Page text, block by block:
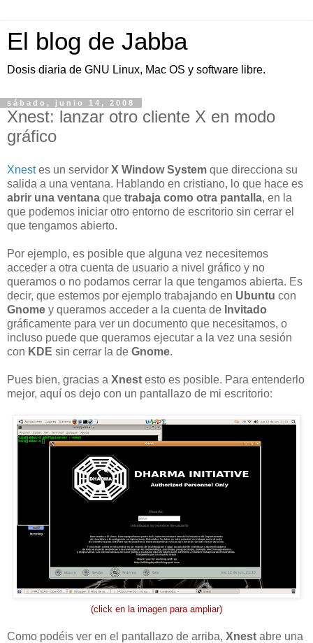
El blog de Jabba
Dosis diaria de GNU Linux, Mac OS y software libre.
sábado, junio 14, 2008
Xnest: lanzar otro cliente X en modo
gráfico
Xnestes un servidor X Window System que direcciona su
salida a una ventana. Hablando en cristiano, lo que hace es
abrir una ventana que trabaja como otra pantalla, en la
que podemos iniciar otro entorno de escritorio sin cerrar el
que tengamos abierto.
Por ejemplo, es posible que alguna vez necesitemos
acceder a otra cuenta de usuario a nivel gráfico y no
queramos o no podamos cerrar la que tengamos abierta. Es
decir, que estemos por ejemplo trabajando en Ubuntu con
Gnome y queramos acceder a la cuenta de Invitado
gráficamente para ver un documento que necesitamos, o
incluso puede que queramos ejecutar a la vez una sesión
con KDE sin cerrar la de Gnome.
Pues bien, gracias a Xnest esto es posible. Para entenderlo
mejor, aquí os dejo con un pantallazo de mi escritorio:
(click en la imagen para ampliar)
Como podéis ver en el pantallazo de arriba, Xnest abre una